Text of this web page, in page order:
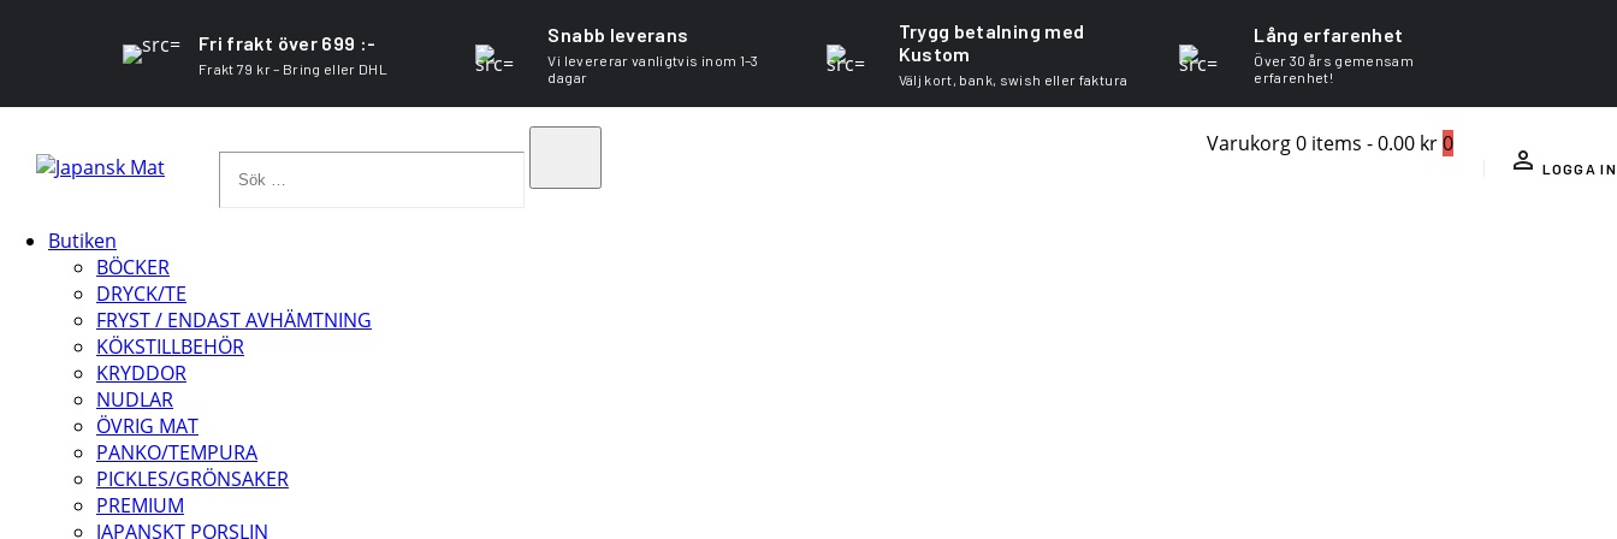
Fri frakt över 699 :-
Frakt 79 kr – Bring eller DHL
Snabb leverans
Vi levererar vanligtvis inom 1–3
dagar
Trygg betalning med
Kustom
Välj kort, bank, swish eller faktura
Lång erfarenhet
Över 30 års gemensam
erfarenhet!
Varukorg0 items -0.00 kr0
LOGGA IN
Butiken
BÖCKER
DRYCK/TE
FRYST / ENDAST AVHÄMTNING
KÖKSTILLBEHÖR
KRYDDOR
NUDLAR
ÖVRIG MAT
PANKO/TEMPURA
PICKLES/GRÖNSAKER
PREMIUM
JAPANSKT PORSLIN